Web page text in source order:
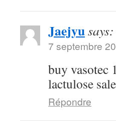
Jaejyusays:
7 septembre
buy vasotec
lactulose sale
Répondre